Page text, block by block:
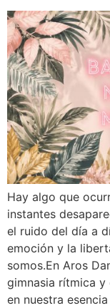
Hay algo que
instantes
el ruido del día a
emoción y la
somos.En Aros
gimnasia rítmica y
en nuestra